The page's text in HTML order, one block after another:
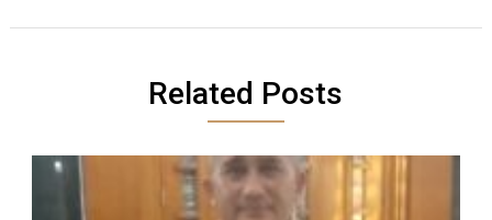
Related Posts